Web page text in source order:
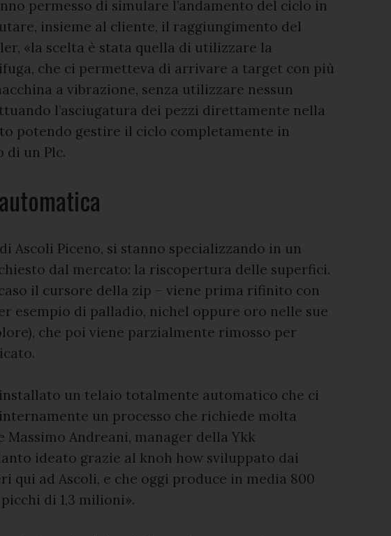
permesso di simulare l’andamento del ciclo in
insieme al cliente, il raggiungimento del
«la scelta è stata quella di utilizzare la
che ci permetteva di arrivare a target con più
a vibrazione, senza utilizzare nessun
l’asciugatura dei pezzi direttamente nella
potendo gestire il ciclo completamente in
di un Plc.
Ascoli Piceno, si stanno specializzando in un
dal mercato: la riscopertura delle superfici.
il cursore della zip – viene prima rifinito con
esempio di palladio, nichel oppure oro nelle sue
che poi viene parzialmente rimosso per
un telaio totalmente automatico che ci
un processo che richiede molta
Massimo Andreani, manager della Ykk
ideato grazie al knoh how sviluppato dai
qui ad Ascoli, e che oggi produce in media 800
di 1,3 milioni».